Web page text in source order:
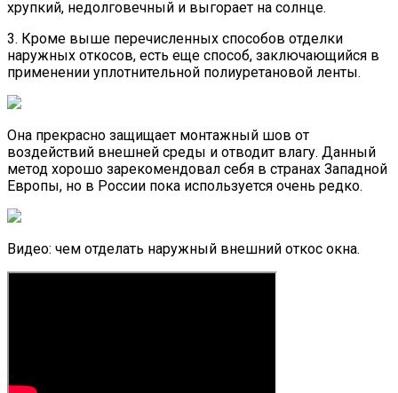
хрупкий, недолговечный и выгорает на солнце.
3. Кроме выше перечисленных способов отделки
наружных откосов, есть еще способ, заключающийся в
применении уплотнительной полиуретановой ленты.
Она прекрасно защищает монтажный шов от
воздействий внешней среды и отводит влагу. Данный
метод хорошо зарекомендовал себя в странах Западной
Европы, но в России пока используется очень редко.
Видео: чем отделать наружный внешний откос окна.